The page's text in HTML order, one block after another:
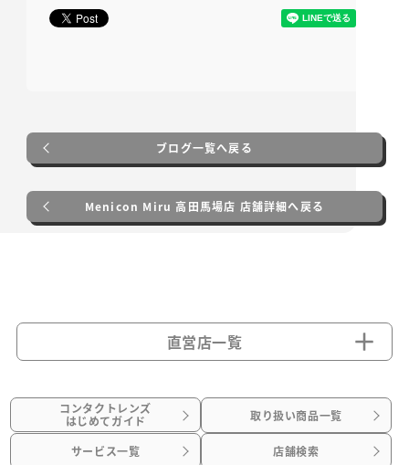
ブログ一覧へ戻る
Menicon Miru 高田馬場店 店舗詳細へ戻る
直営店一覧
コンタクトレンズ
はじめてガイド 取り扱い商品一覧
サービス一覧 店舗検索